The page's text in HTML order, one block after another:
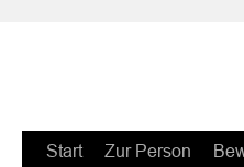
Zum
Start Zur Person